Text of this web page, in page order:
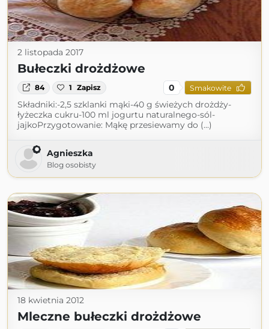
2 listopada 2017
Bułeczki drożdżowe
84 1 Zapisz 0 Smakowite
Składniki:-2,5 szklanki mąki-40 g świeżych drożdży-
łyżeczka cukru-100 ml jogurtu naturalnego-sól-
jajkoPrzygotowanie: Mąkę przesiewamy do (...)
Agnieszka
Blog osobisty
18 kwietnia 2012
Mleczne bułeczki drożdżowe